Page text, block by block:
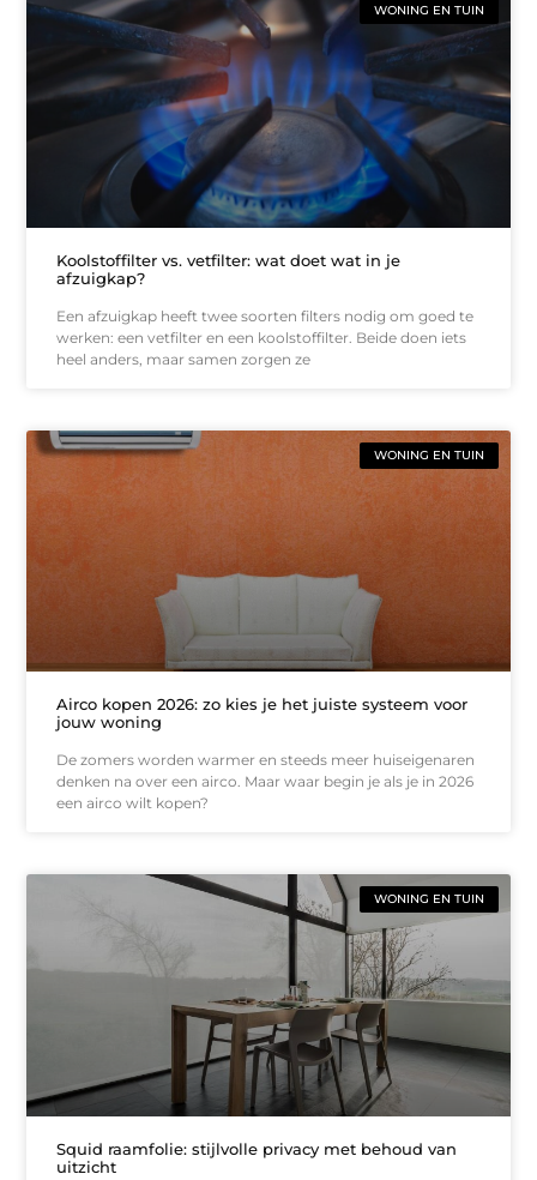
WONING EN TUIN
Koolstoffilter vs. vetfilter: wat doet wat in je
afzuigkap?
Een afzuigkap heeft twee soorten filters nodig om goed te
werken: een vetfilter en een koolstoffilter. Beide doen iets
heel anders, maar samen zorgen ze
WONING EN TUIN
Airco kopen 2026: zo kies je het juiste systeem voor
jouw woning
De zomers worden warmer en steeds meer huiseigenaren
denken na over een airco. Maar waar begin je als je in 2026
een airco wilt kopen?
WONING EN TUIN
Squid raamfolie: stijlvolle privacy met behoud van
uitzicht